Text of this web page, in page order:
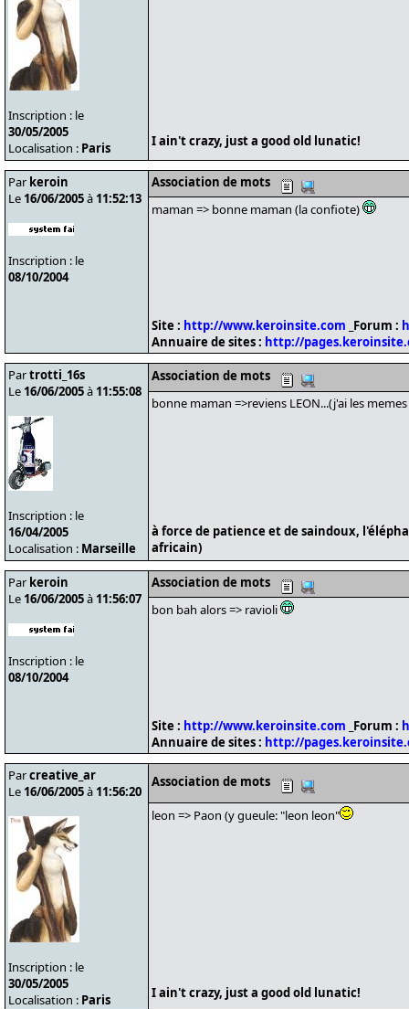
Inscription : le
30/05/2005
Localisation : Paris I ain't crazy, just a good old lunatic!
Par keroin
Le 16/06/2005à 11:52:13
Inscription : le
08/10/2004
Association de mots
maman => bonne maman (la confiote)
Site : http://www.keroinsite.com _Forum :
Annuaire de sites : http://
Partrotti_16s
Le 16/06/2005à 11:55:08
Inscription : le
16/04/2005
Localisation : Marseille
Association de mots
bonne maman =>reviens LEON...(j'ai les
à force de patience et de saindoux,
africain)
Par keroin
Le 16/06/2005à 11:56:07
Inscription : le
08/10/2004
Association de mots
bon bah alors => ravioli
Site : http://www.keroinsite.com _Forum :
Annuaire de sites : http://
Parcreative_ar
Le 16/06/2005à 11:56:20
Inscription : le
30/05/2005
Localisation : Paris
Association de mots
leon => Paon (y gueule: "leon leon"
I ain't crazy, just a good old lunatic!